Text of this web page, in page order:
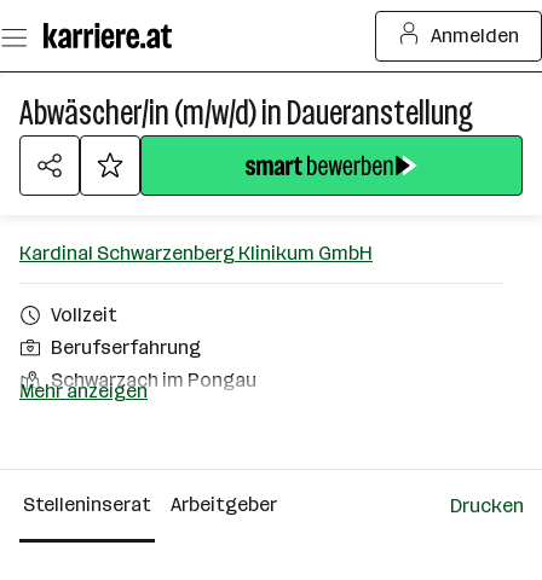
Seiteninhalt
springen
Anmelden
Abwäscher/in (m/w/d) in Daueranstellung
Kardinal Schwarzenberg Klinikum GmbH
Vollzeit
Berufserfahrung
Schwarzach im Pongau
501+ Mitarbeiter*innen
Schwarzach im Pongau
Mehr anzeigen
Stelleninserat Arbeitgeber Drucken